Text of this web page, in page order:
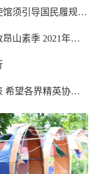
泰国外长谈中国粉丝泰国闹事：中国使馆须引导国民履规，切勿单方面护短
国际红十字委员会探视前缅甸国务资政昂山素季 2021年以来首次获确认私人会面
印尼总统普拉博沃会晤印尼工商会代表 希望各界精英协同合作、建设国家